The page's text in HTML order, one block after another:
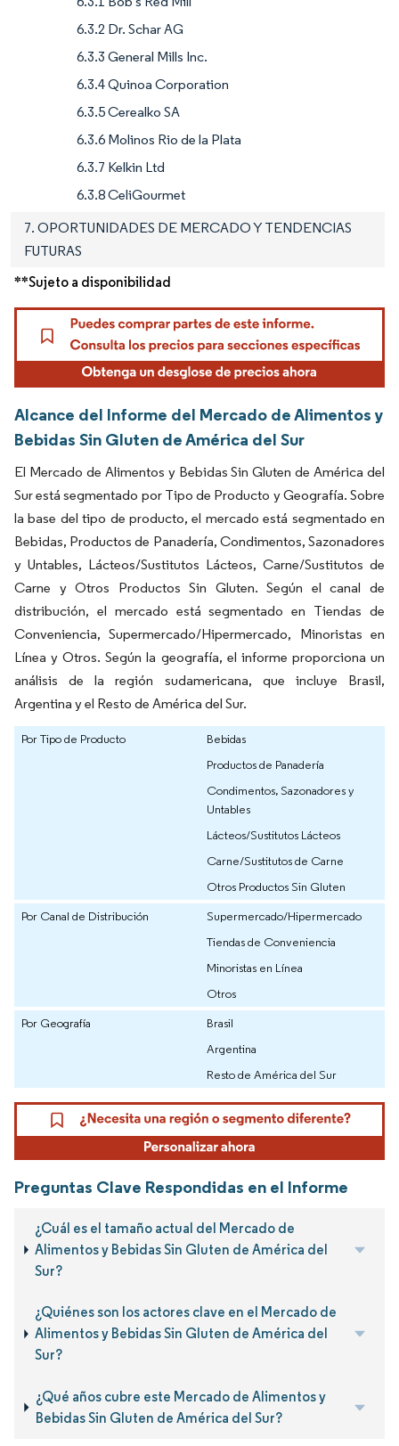
6.3.2 Dr. Schar AG
6.3.3 General Mills Inc.
6.3.4 Quinoa Corporation
6.3.5 Cerealko SA
6.3.6 Molinos Rio de la Plata
6.3.7 Kelkin Ltd
6.3.8 CeliGourmet
7. OPORTUNIDADES DE MERCADO Y TENDENCIAS
FUTURAS
**Sujeto a disponibilidad
Alcance del Informe del Mercado de Alimentos y
Bebidas Sin Gluten de América del Sur
El Mercado de Alimentos y Bebidas Sin Gluten de América del
Sur está segmentado por Tipo de Producto y Geografía. Sobre
la base del tipo de producto, el mercado está segmentado en
Bebidas, Productos de Panadería, Condimentos, Sazonadores
y Untables, Lácteos/Sustitutos Lácteos, Carne/Sustitutos de
Carne y Otros Productos Sin Gluten. Según el canal de
distribución, el mercado está segmentado en Tiendas de
Conveniencia, Supermercado/Hipermercado, Minoristas en
Línea y Otros. Según la geografía, el informe proporciona un
análisis de la región sudamericana, que incluye Brasil,
Argentina y el Resto de América del Sur.
Por Tipo de Producto
Bebidas
Productos de Panadería
Condimentos, Sazonadores y
Untables
Lácteos/Sustitutos Lácteos
Carne/Sustitutos de Carne
Otros Productos Sin Gluten
Por Canal de Distribución
Supermercado/Hipermercado
Tiendas de Conveniencia
Minoristas en Línea
Otros
Por Geografía
Brasil
Argentina
Resto de América del Sur
Preguntas Clave Respondidas en el Informe
¿Cuál es el tamaño actual del Mercado de
Alimentos y Bebidas Sin Gluten de América del
Sur?
¿Quiénes son los actores clave en el Mercado de
Alimentos y Bebidas Sin Gluten de América del
Sur?
¿Qué años cubre este Mercado de Alimentos y
Bebidas Sin Gluten de América del Sur?